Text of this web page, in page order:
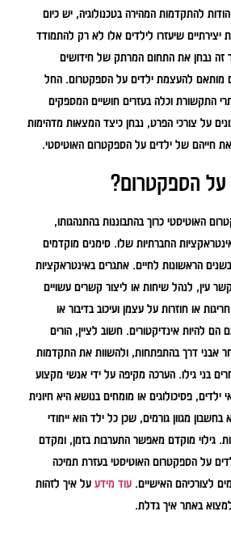
להתקדמות המהירה בטכנולוגיה, יש כיום
יצירתיים שיעזרו לילדים אלו לא רק להתמודד
נבחן את התחום המרתק של חידושים
מותאם להעצמת ילדים על הספקטרום. החל
התקשורת וכלה בעזרים חושיים המספקים
על צורכי הפרט, נבחן כיצד המצאות מדהימות
חייהם של ילדים על הספקטרום האוטיסטי.
על הספקטרום?
האוטיסטי כרוך בהתבוננות בהתנהגותו,
החברתיות שלו. סימנים מוקדמים
הראשונות לחיים. אתגרים באינטראקציות
עין, לנהל שיחות או ליצור קשרים עשויים
או חוזרות על עצמן ועיכוב בדיבור או
להיות אינדיקטורים. חשוב לציין, הורים
אבני דרך בהתפתחות, ולהשוות את התקדמות
בני גילו. הערכה מקיפה על ידי אנשי מקצוע
ילדים, פסיכולוגים או מומחים בנושא היא חיונית
מגוון גורמים, שכן כל ילד הוא ייחודי
גילוי מוקדם מאפשר התערבות בזמן, ומקדם
על הספקטרום האוטיסטי בעזרת תמיכה
לצורכיהם האישיים. עוד מידע על איך לזהות
באתר איך גדלת.